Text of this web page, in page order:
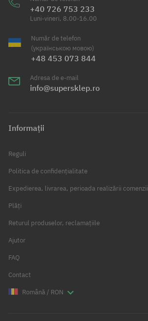
+40 726 753 233
Luni-vineri, 8.00-16.00
Număr de telefon
(українською мовою)
+48 453 073 844
Adresa de e-mail
info@supersklep.ro
Informații
Reguli
Politica de confidențialitate
Expedierea, livrarea, perioada realizării comenzii
Plăți
Returul produselor, reclamațiile
Ajutor
FAQ
Contact
Română / RON